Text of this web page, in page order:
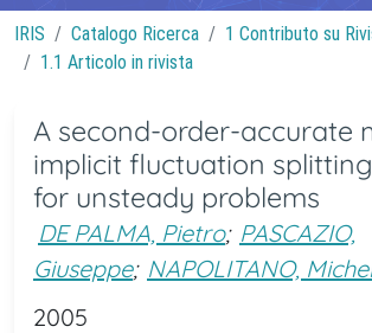
IRIS Catalogo Ricerca
1 Contributo su
1.1 Articolo in rivista
A second-order-accurate
implicit fluctuation
for unsteady problems
DE PALMA, Pietro; PASCAZIO,
Giuseppe; NAPOLITANO,
2005